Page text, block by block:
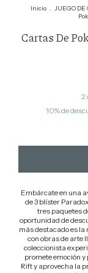
Inicio . JUEGO DE
Cartas De
2
10% de
Embárcate en una
de 3 blíster
tres paquetes
oportunidad de
más destacado es
con obras de arte
coleccionista
promete emoción
Rift y aprovecha la